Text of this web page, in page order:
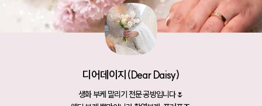
디어데이지(Dear Daisy)
생화 부케 말리기 전문 공방입니다🌷